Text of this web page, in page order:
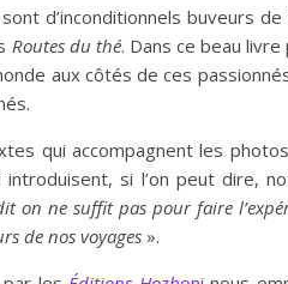
d’inconditionnels buveurs
Routes du thé. Dans ce beau
aux côtés de ces
qui accompagnent les
introduisent, si l’on peut dire,
t on ne suffit pas pour faire
de nos voyages ».